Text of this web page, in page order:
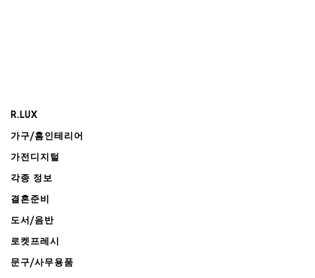
R.LUX
가구/홈인테리어
가전디지털
각종 정보
결혼준비
도서/음반
로켓프레시
문구/사무용품